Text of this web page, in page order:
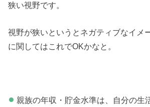
狭い視野です。
視野が狭いというとネガティブなイメ
に関してはこれでOKかなと。
親族の年収・貯金水準は、自分の生